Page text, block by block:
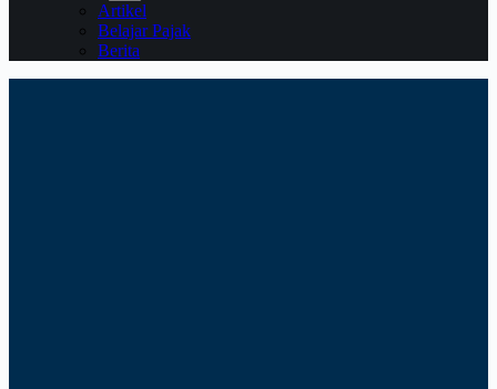
Artikel
Belajar Pajak
Berita